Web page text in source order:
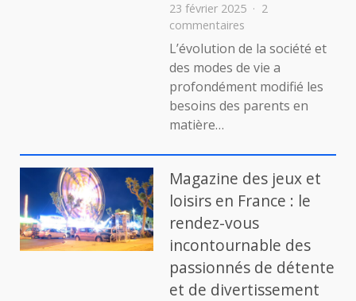
et
au
soutien
23 février 2025
2
commentaires
Le
rôle
de
la
garde
l’accompagnement
des
parents
L’évolution de la société et
des modes de vie a
profondément modifié les
besoins des parents en
matière…
Magazine des jeux et
loisirs en France : le
rendez-vous
incontournable des
passionnés de détente
et de divertissement